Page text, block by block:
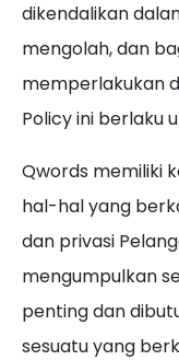
dikendalikan
mengolah, dan
memperlakukan
Policy ini berlaku
Qwords memiliki
hal-hal yang
dan privasi
mengumpulkan
penting dan
sesuatu yang